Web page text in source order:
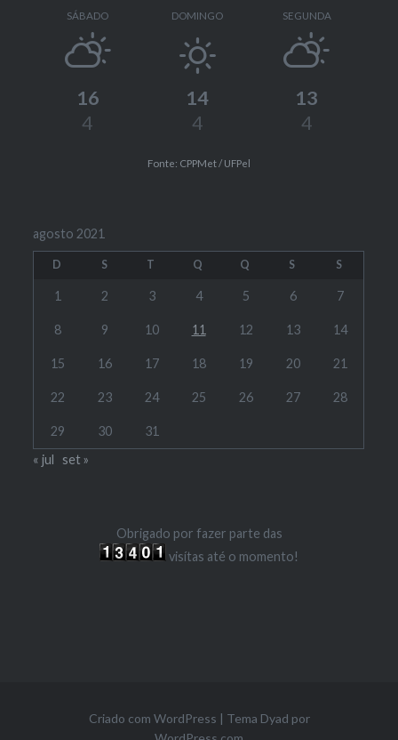
SÁBADO
16
4
DOMINGO
14
4
SEGUNDA
13
4
Fonte: CPPMet / UFPel
agosto 2021
D S T Q Q S S
1 2 3 4 5 6 7
8 9 10 11 12 13 14
15 16 17 18 19 20 21
22 23 24 25 26 27 28
29 30
31
« jul
set »
Obrigado por fazer parte das
visítas até o momento!
Criado com WordPress | Tema Dyad por